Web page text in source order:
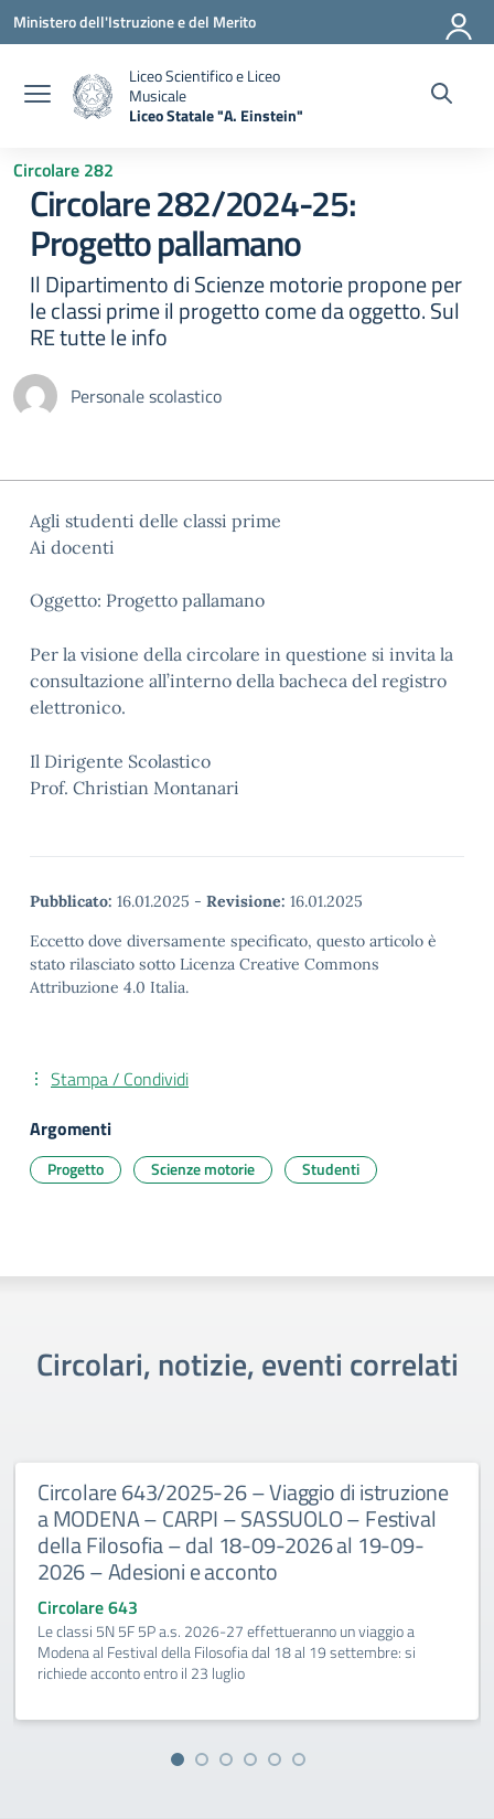
Vai ai contenuti
Vai al menu di navigazione
Vai al footer
Ministero dell'Istruzione e del Merito
Liceo Scientifico e Liceo
Musicale
Liceo Statale "A. Einstein"
Circolare 282
Circolare 282/2024-25:
Progetto pallamano
Il Dipartimento di Scienze motorie propone per
le classi prime il progetto come da oggetto. Sul
RE tutte le info
Personale scolastico
Agli studenti delle classi prime
Ai docenti
Oggetto: Progetto pallamano
Per la visione della circolare in questione si invita la
consultazione all’interno della bacheca del registro
elettronico.
Il Dirigente Scolastico
Prof. Christian Montanari
Pubblicato: 16.01.2025 - Revisione: 16.01.2025
Eccetto dove diversamente specificato, questo articolo è
stato rilasciato sotto Licenza Creative Commons
Attribuzione 4.0 Italia.
Stampa / Condividi
Argomenti
Progetto Scienze motorie Studenti
Circolari, notizie, eventi correlati
Circolare 643/2025-26 – Viaggio di istruzione
a MODENA – CARPI – SASSUOLO – Festival
della Filosofia – dal 18-09-2026 al 19-09-
2026 – Adesioni e acconto
Circolare 643
Le classi 5N 5F 5P a.s. 2026-27 effettueranno un viaggio a
Modena al Festival della Filosofia dal 18 al 19 settembre: si
richiede acconto entro il 23 luglio